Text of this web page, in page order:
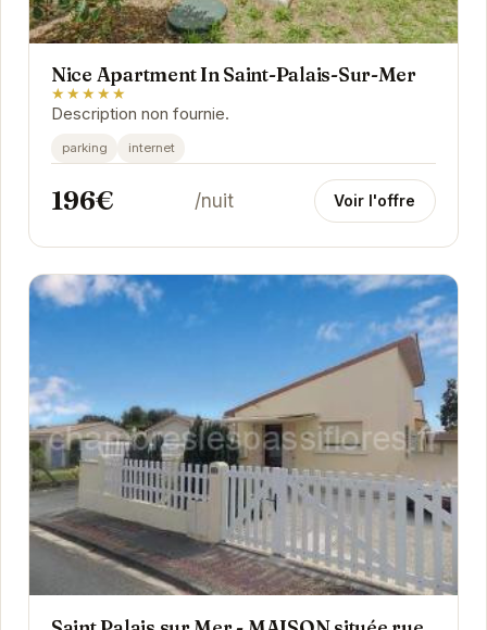
Nice Apartment In Saint-Palais-Sur-Mer
★★★★★
Description non fournie.
parking internet
196€ /nuit Voir l'offre